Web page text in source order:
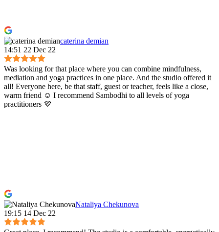
caterina demian
14:51 22 Dec 22
Was looking for that place where you can combine mindfulness,
mediation and yoga practices in one place. And the studio offered it
all! Everyone here, be that staff, guest or teacher, feels like a close,
warm friend ☺️ I recommend Sambodhi to all levels of yoga
practitioners 💜
Nataliya Chekunova
19:15 14 Dec 22